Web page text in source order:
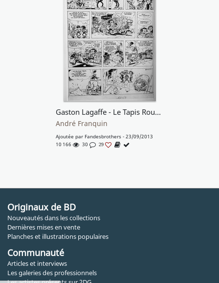
Gaston Lagaffe - Le Tapis Rouge (Gag 562)
André Franquin
Ajoutée par Fandesbrothers - 23/09/2013
10 166
30 29
Originaux de BD
Nouveautés dans les collections
Dernières mises en vente
Planches et illustrations populaires
Communauté
Articles et interviews
Les galeries des professionnels